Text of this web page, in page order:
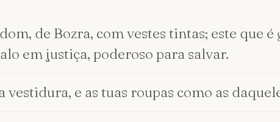
de Bozra, com vestes tintas; este que
em justiça, poderoso para salvar.
vestidura, e as tuas roupas como as